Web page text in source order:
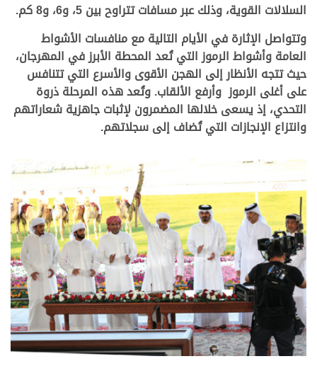
السلالات القوية، وذلك عبر مسافات تتراوح بين 5، و6، و8 كم.
وتتواصل الإثارة في الأيام التالية مع منافسات الأشواط
العامة وأشواط الرموز التي تُعد المحطة الأبرز في المهرجان،
حيث تتجه الأنظار إلى الهجن الأقوى والأسرع التي تتنافس
على أغلى الرموز وأرفع الألقاب. وتُعد هذه المرحلة ذروة
التحدي، إذ يسعى خلالها المضمرون لإثبات جاهزية شعاراتهم
وانتزاع الإنجازات التي تُضاف إلى سجلاتهم.
.